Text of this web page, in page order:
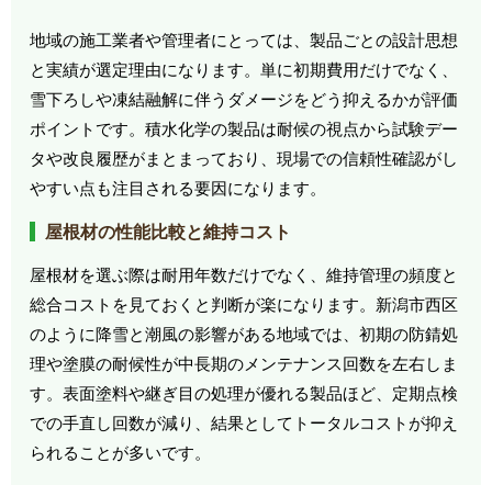
地域の施工業者や管理者にとっては、製品ごとの設計思想
と実績が選定理由になります。単に初期費用だけでなく、
雪下ろしや凍結融解に伴うダメージをどう抑えるかが評価
ポイントです。積水化学の製品は耐候の視点から試験デー
タや改良履歴がまとまっており、現場での信頼性確認がし
やすい点も注目される要因になります。
屋根材の性能比較と維持コスト
屋根材を選ぶ際は耐用年数だけでなく、維持管理の頻度と
総合コストを見ておくと判断が楽になります。新潟市西区
のように降雪と潮風の影響がある地域では、初期の防錆処
理や塗膜の耐候性が中長期のメンテナンス回数を左右しま
す。表面塗料や継ぎ目の処理が優れる製品ほど、定期点検
での手直し回数が減り、結果としてトータルコストが抑え
られることが多いです。